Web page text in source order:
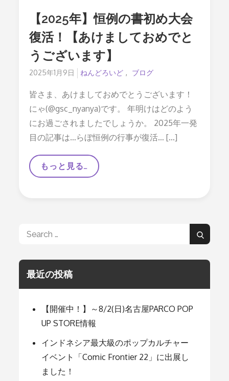
オ
プ
シ
ョ
ン
徹
底
解
【2025年】恒例の書初め大会
復活！【あけましておめでと
うございます】
Posted
2025年1月9日 ねんどろいど ブログ
皆さま、あけましておめでとうございます！
にゃ(@gsc_nyanya)です。 年明けはどのよう
にお過ごされましたでしょうか。 2025年一発
目の記事は…らぼ恒例の行事が復活… […]
【2025
年】
大
活！
【あ
け
ま
て
お
め
と
う
ご
ざ
い
もっと見る…
Search
Search
最近の投稿
【開催中！】～8/2(日)名古屋PARCO POP
UP STORE情報
インドネシア最大級のポップカルチャー
イベント「Comic Frontier 22」に出展し
ました！